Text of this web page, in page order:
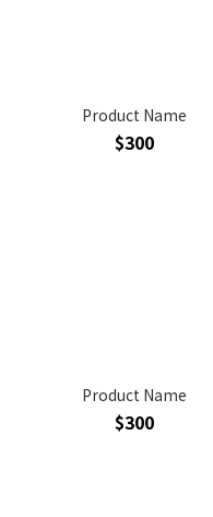
Product Name
$300
Product Name
$300